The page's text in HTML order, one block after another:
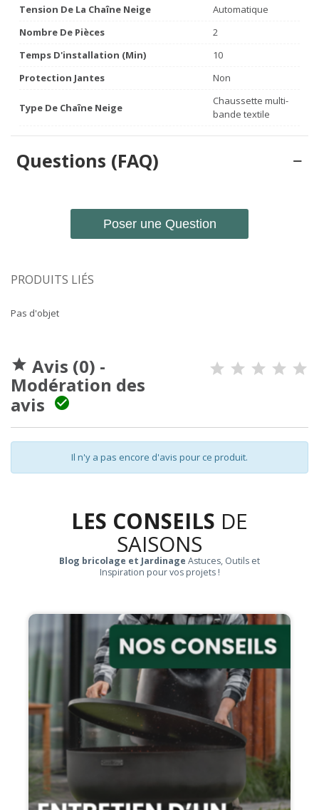
Tension De La Chaîne Neige
Automatique
Nombre De Pièces
2
Temps D'installation (min)
10
Protection Jantes
Non
Type De Chaîne Neige
Chaussette multi-
bande textile
Questions (FAQ)
Poser une Question
PRODUITS LIÉS
Pas d'objet
 Avis (0) -
Modération des
avis

Il n'y a pas encore d'avis pour ce produit.
LES CONSEILS DE
SAISONS
Blog bricolage et Jardinage Astuces, Outils et
Inspiration pour vos projets !